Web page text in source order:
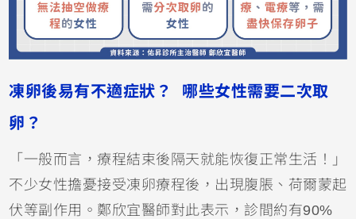
凍卵後易有不適症狀？ 哪些女性需要二次取
卵？
「一般而言，療程結束後隔天就能恢復正常生活！」
不少女性擔憂接受凍卵療程後，出現腹脹、荷爾蒙起
伏等副作用。鄭欣宜醫師對此表示，診間約有90%